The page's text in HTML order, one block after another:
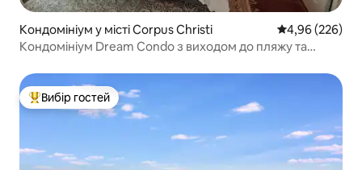
Кондомініум у місті Corpus Christi Середня
4,96 (226)
Кондомініум Dream Condo з виходом до пляжу та
Топ вибір гостей
Вибір гостей